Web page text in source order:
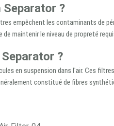
?
empêchent les contaminants de
maintenir le niveau de propreté
?
en suspension dans l'air. Ces
constitué de fibres